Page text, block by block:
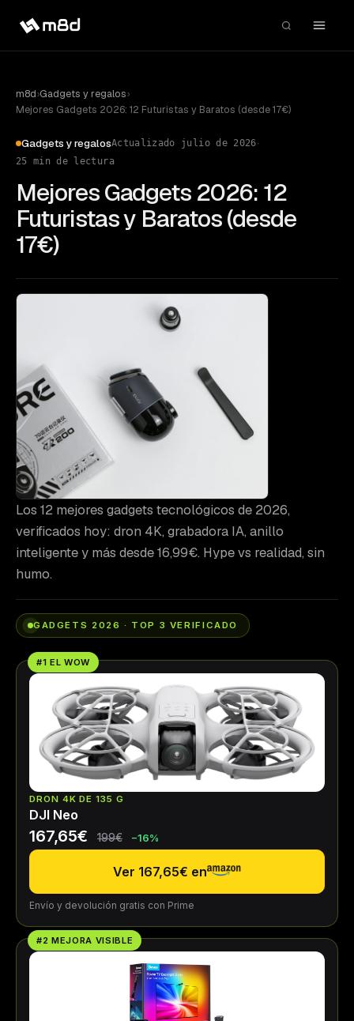
m8d›Gadgets y regalos›
Mejores Gadgets 2026: 12 Futuristas y Baratos (desde 17€)
Gadgets y regalosActualizado julio de 2026·
25 min de lectura
Mejores Gadgets 2026: 12
Futuristas y Baratos (desde
17€)
Los 12 mejores gadgets tecnológicos de 2026,
verificados hoy: dron 4K, grabadora IA, anillo
inteligente y más desde 16,99€. Hype vs realidad, sin
humo.
GADGETS 2026 · TOP 3 VERIFICADO
#1 EL WOW
DRON 4K DE 135 G
DJI Neo
167,65€ 199€ −16%
Ver 167,65€ en
Envío y devolución gratis con Prime
#2 MEJORA VISIBLE